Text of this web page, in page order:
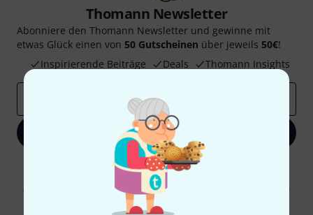
Thomann Newsletter
Abonniere den Thomann Newsletter und gewinne mit
etwas Glück einen von 50 Gutscheinen über jeweils 50€!
Inspirierende Beiträge
Deals Thomann Insights
Jetzt anmelden
Mit Klick auf „Jetzt anmelden“ stimmen Sie dem Erhalt von E-Mail-
Werbung und einer Messung des E-Mail-Nutzungsverhaltens zu. Die
Abmeldung ist jederzeit möglich. Weitere Informationen finden Sie in
unserenDatenschutzhinweisen